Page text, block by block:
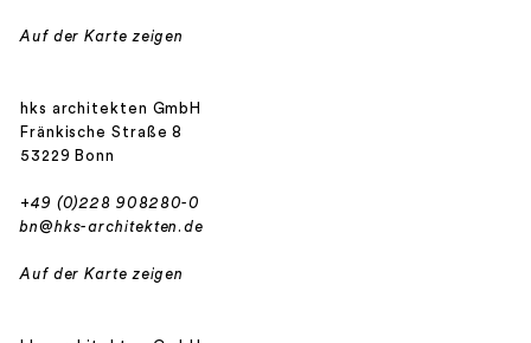
Auf der Karte zeigen
hks architekten GmbH
Fränkische Straße 8
53229 Bonn
+49 (0)228 908280-0
bn@hks-architekten.de
Auf der Karte zeigen